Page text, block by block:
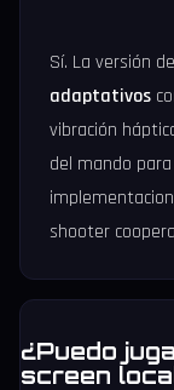
Sí. La versión
adaptativos
vibración
del mando
shooter
¿Puedo
screen